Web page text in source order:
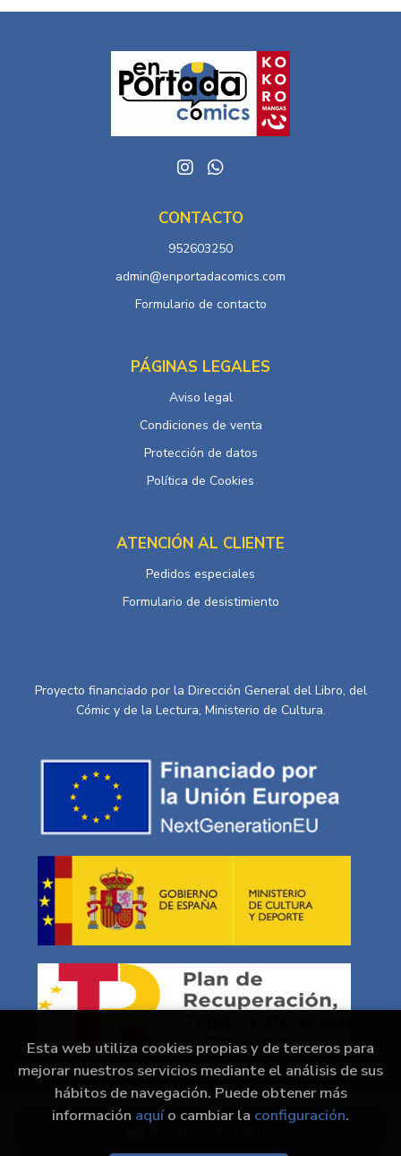
CONTACTO
952603250
admin@enportadacomics.com
Formulario de contacto
PÁGINAS LEGALES
Aviso legal
Condiciones de venta
Protección de datos
Política de Cookies
ATENCIÓN AL CLIENTE
Pedidos especiales
Formulario de desistimiento
Proyecto financiado por la Dirección General del Libro, del
Cómic y de la Lectura, Ministerio de Cultura.
2026 ©En Portada Comics/ Kokoro Mangas. Todos los
Derechos Reservados |Grupo Trevenque
Esta web utiliza cookies propias y de terceros para
mejorar nuestros servicios mediante el análisis de sus
hábitos de navegación. Puede obtener más
información aquío cambiar la configuración.